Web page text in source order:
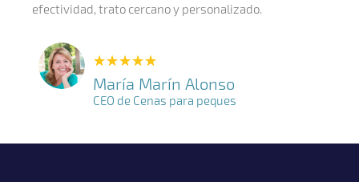
efectividad, trato cercano y personalizado.
★★★★★
María Marín Alonso
CEO de Cenas para peques